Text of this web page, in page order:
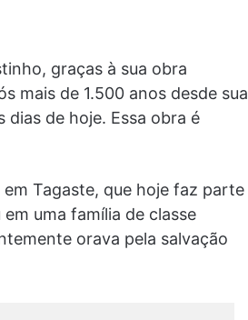
graças à sua obra
mais de 1.500 anos desde sua
de hoje. Essa obra é
Tagaste, que hoje faz parte
uma família de classe
orava pela salvação